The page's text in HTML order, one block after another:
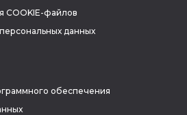
COOKIE-файлов
данных
обеспечения